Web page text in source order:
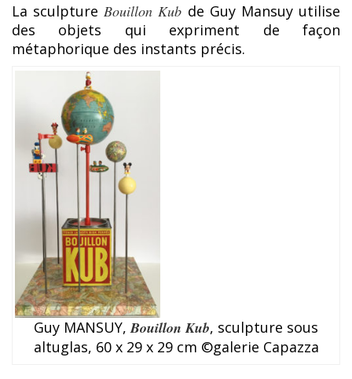
La sculpture Bouillon Kub de Guy Mansuy utilise
des objets qui expriment de façon
métaphorique des instants précis.
Guy MANSUY,Bouillon Kub, sculpture sous
altuglas, 60 x 29 x 29 cm ©galerie Capazza